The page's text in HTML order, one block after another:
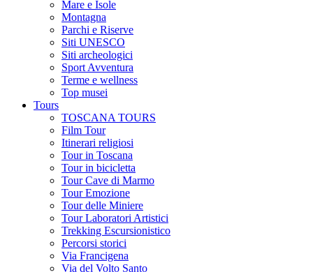
Mare e Isole
Montagna
Parchi e Riserve
Siti UNESCO
Siti archeologici
Sport Avventura
Terme e wellness
Top musei
Tours
TOSCANA TOURS
Film Tour
Itinerari religiosi
Tour in Toscana
Tour in bicicletta
Tour Cave di Marmo
Tour Emozione
Tour delle Miniere
Tour Laboratori Artistici
Trekking Escursionistico
Percorsi storici
Via Francigena
Via del Volto Santo